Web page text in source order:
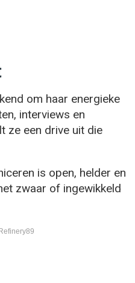
om haar energieke
interviews en
ze een drive uit die
is open, helder en
zwaar of ingewikkeld